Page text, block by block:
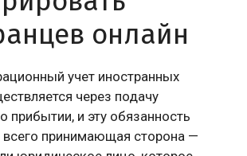
онлайн
учет иностранных
через подачу
прибытии, и эту обязанность
всего принимающая сторона —